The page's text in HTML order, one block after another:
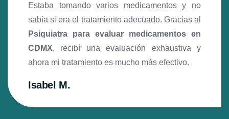
Estaba tomando varios medicamentos y no
sabía si era el tratamiento adecuado. Gracias al
Psiquiatra para evaluar medicamentos en
CDMX, recibí una evaluación exhaustiva y
ahora mi tratamiento es mucho más efectivo.
Isabel M.